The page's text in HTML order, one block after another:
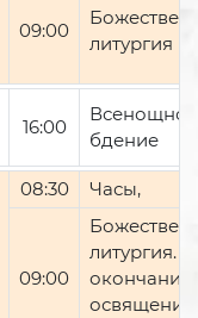
09:00
литургия
16:00
Всенощное
бдение
08:30 Часы,
09:00
литургия.
окончании
освящение